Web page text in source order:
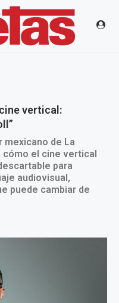
vertical:
mexicano de La
cómo el cine vertical
para
audiovisual,
puede cambiar de